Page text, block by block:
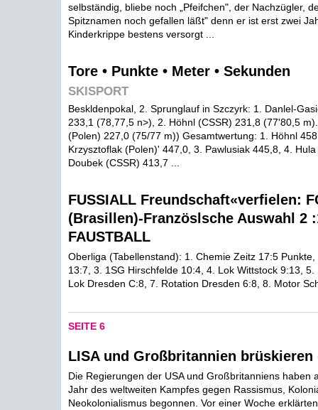
selbständig, bliebe noch „Pfeifchen", der Nachzügler,
Spitznamen noch gefallen läßt" denn er ist erst zwei
Kinderkrippe bestens versorgt ...
Tore • Punkte • Meter • Sekunden
SKISPORT
Beskldenpokal, 2. Sprunglauf in Szczyrk: 1. Danlel-
233,1 (78,77,5 n>), 2. Höhnl (CSSR) 231,8 (77'80,5
(Polen) 227,0 (75/77 m)) Gesamtwertung: 1. Höhnl
Krzysztoflak (Polen)' 447,0, 3. Pawlusiak 445,8, 4.
Doubek (CSSR) 413,7 ...
FUSSIALL Freundschaft«verfielen:
(Brasillen)-Französlsche Auswahl 2
FAUSTBALL
Oberliga (Tabellenstand): 1. Chemie Zeitz 17:5
13:7, 3. 1SG Hirschfelde 10:4, 4. Lok Wittstock 9:13, 5.
Lok Dresden C:8, 7. Rotation Dresden 6:8, 8. Motor
SEITE 6
LISA und Großbritannien brüskieren
Die Regierungen der USA und Großbritanniens haben
Jahr des weltweiten Kampfes gegen Rassismus,
Neokolonialismus begonnen. Vor einer Woche